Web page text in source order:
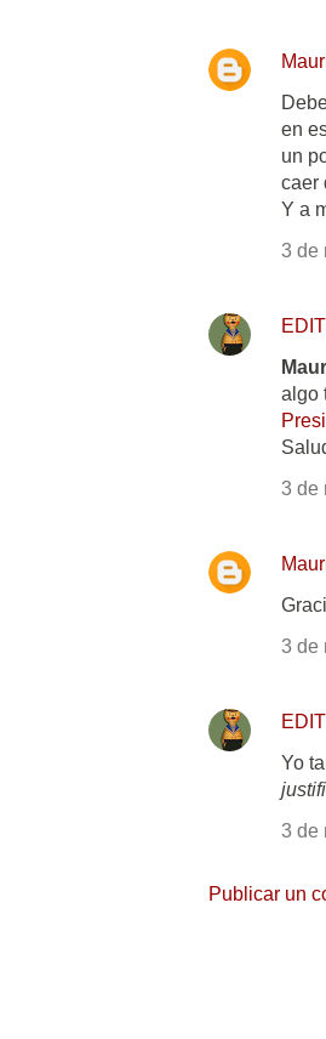
en
un
caer
Y a
3 de
algo
3 de
3 de
Yo
3 de
Publicar un